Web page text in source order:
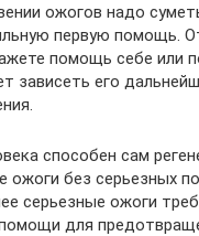
ожогов надо
первую помощь.
помощь себе или
зависеть его
способен сам
ожоги без серьезных
серьезные ожоги
для